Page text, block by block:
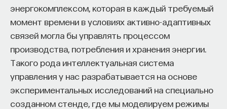
энергокомплексом, которая в каждый требуемый
момент времени в условиях активно-адаптивных
связей могла бы управлять процессом
производства, потребления и хранения энергии.
Такого рода интеллектуальная система
управления у нас разрабатывается на основе
экспериментальных исследований на специально
созданном стенде, где мы моделируем режимы